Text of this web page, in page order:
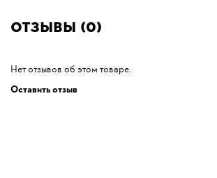
Отзывы (0)
Нет отзывов об этом товаре.
Оставить отзыв